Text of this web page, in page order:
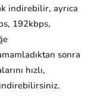
indirebilir, ayrıca
192kbps,
sonra
hızlı,